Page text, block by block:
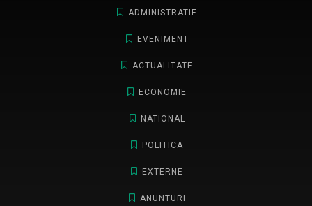
ADMINISTRATIE
EVENIMENT
ACTUALITATE
ECONOMIE
NATIONAL
POLITICA
EXTERNE
ANUNTURI